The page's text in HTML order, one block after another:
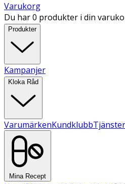
Varukorg
Du har 0 produkter i din
Produkter
Kampanjer
Kloka Råd
VarumärkenKundklubbTjänster
Mina Recept